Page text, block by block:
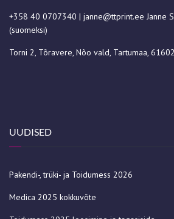
+358 40 0707340 | janne@ttprint.ee Janne
(suomeksi)
Torni 2, Tõravere, Nõo vald, Tartumaa,
UUDISED
Pakendi-, trüki- ja Toidumess 2026
Medica 2025 kokkuvõte